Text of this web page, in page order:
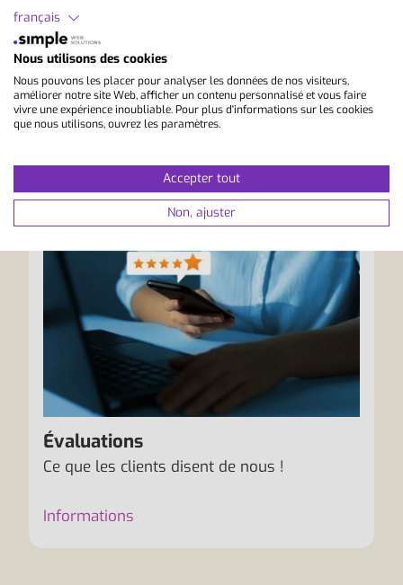
L'histoire de StudyLingua
Découvrez ici comment StudyLingua a vu le
L'histoire de StudyLingua
Évaluations
Ce que les clients disent de nous !
Informations
français
Nous utilisons des cookies
Nous pouvons les placer pour analyser les données de nos visiteurs,
améliorer notre site Web, afficher un contenu personnalisé et vous faire
vivre une expérience inoubliable. Pour plus d'informations sur les cookies
que nous utilisons, ouvrez les paramètres.
Accepter tout
Non, ajuster